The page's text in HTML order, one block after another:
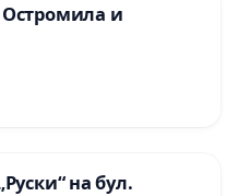
и
на бул.